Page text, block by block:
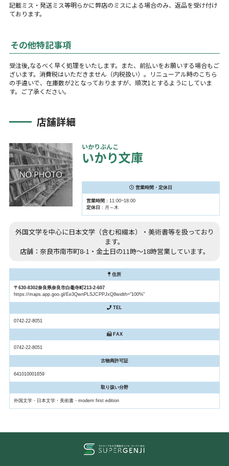
記載ミス・発送ミス等明らかに弊店のミスによる場合のみ、返品を受け付け
ております。
その他特記事項
受注後,なるべく早く処理をいたします。また、前払いをお願いする場合もご
ざいます。消費税はいただきません（内税扱い）。リニューアル時のこちら
の手違いで、在庫数が2となっておりますが、順次1とするようにしていま
す。ご了承ください。
店舗詳細
いかりぶんこ
いかり文庫
営業時間・定休日
営業時間 ：11:00~18:00
定休日 ：月～木
外国文学を中心に日本文学（含む和綴本）・美術書等を扱っており
ます。
店舗：奈良市南市町8-1・金土日の11時～18時営業しています。
住所
〒630-8302奈良県奈良市白毫寺町213-2-607
https://maps.app.goo.gl/Ee3QwnPLSJCPPJxQ8width="100%"
TEL
0742-22-8051
FAX
0742-22-8051
古物商許可証
641010001659
取り扱い分野
外国文学・日本文学・美術書・modern first edition